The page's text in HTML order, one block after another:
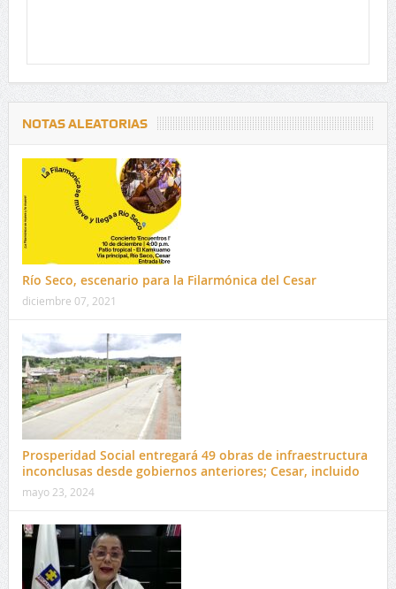
NOTAS ALEATORIAS
Río Seco, escenario para la Filarmónica del Cesar
diciembre 07, 2021
Prosperidad Social entregará 49 obras de infraestructura
inconclusas desde gobiernos anteriores; Cesar, incluido
mayo 23, 2024